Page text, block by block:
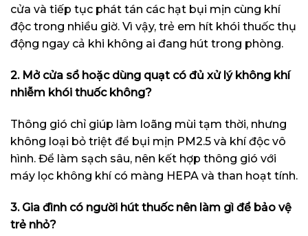
cửa và tiếp tục phát tán các hạt bụi mịn cùng khí
độc trong nhiều giờ. Vì vậy, trẻ em hít khói thuốc thụ
động ngay cả khi không ai đang hút trong phòng.
2. Mở cửa sổ hoặc dùng quạt có đủ xử lý không khí
nhiễm khói thuốc không?
Thông gió chỉ giúp làm loãng mùi tạm thời, nhưng
không loại bỏ triệt để bụi mịn PM2.5 và khí độc vô
hình. Để làm sạch sâu, nên kết hợp thông gió với
máy lọc không khí có màng HEPA và than hoạt tính.
3. Gia đình có người hút thuốc nên làm gì để bảo vệ
trẻ nhỏ?